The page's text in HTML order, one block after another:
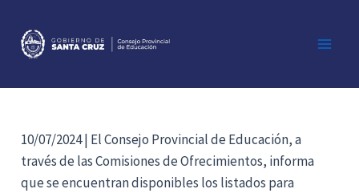
contenido
10/07/2024 | El Consejo Provincial de Educación, a
través de las Comisiones de Ofrecimientos, informa
que se encuentran disponibles los listados para